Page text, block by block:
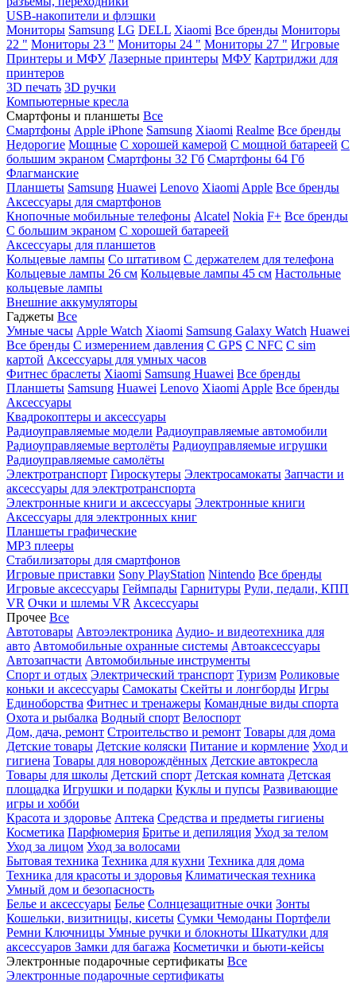
USB-накопители и флэшки
Мониторы Samsung LG DELL Xiaomi Все бренды Мониторы
22 " Мониторы 23 " Мониторы 24 " Мониторы 27 " Игровые
Принтеры и МФУ Лазерные принтеры МФУ Картриджи для
принтеров
3D печать 3D ручки
Компьютерные кресла
Смартфоны и планшеты Все
Смартфоны Apple iPhone Samsung Xiaomi Realme Все бренды
Недорогие Мощные С хорошей камерой С мощной батареей С
большим экраном Смартфоны 32 Гб Смартфоны 64 Гб
Флагманские
Планшеты Samsung Huawei Lenovo Xiaomi Apple Все бренды
Аксессуары для смартфонов
Кнопочные мобильные телефоны Alcatel Nokia F+ Все бренды
С большим экраном С хорошей батареей
Аксессуары для планшетов
Кольцевые лампы Со штативом C держателем для телефона
Кольцевые лампы 26 см Кольцевые лампы 45 см Настольные
кольцевые лампы
Внешние аккумуляторы
Гаджеты Все
Умные часы Apple Watch Xiaomi Samsung Galaxy Watch Huawei
Все бренды C измерением давления C GPS C NFC C sim
картой Аксессуары для умных часов
Фитнес браслеты Xiaomi Samsung Huawei Все бренды
Планшеты Samsung Huawei Lenovo Xiaomi Apple Все бренды
Аксессуары
Квадрокоптеры и аксессуары
Радиоуправляемые модели Радиоуправляемые автомобили
Радиоуправляемые вертолёты Радиоуправляемые игрушки
Радиоуправляемые самолёты
Электротранспорт Гироскутеры Электросамокаты Запчасти и
аксессуары для электротранспорта
Электронные книги и аксессуары Электронные книги
Аксессуары для электронных книг
Планшеты графические
MP3 плееры
Стабилизаторы для смартфонов
Игровые приставки Sony PlayStation Nintendo Все бренды
Игровые аксессуары Геймпады Гарнитуры Рули, педали, КПП
VR Очки и шлемы VR Аксессуары
Прочее Все
Автотовары Автоэлектроника Аудио- и видеотехника для
авто Автомобильные охранные системы Автоаксессуары
Автозапчасти Автомобильные инструменты
Спорт и отдых Электрический транспорт Туризм Роликовые
коньки и аксессуары Самокаты Скейты и лонгборды Игры
Единоборства Фитнес и тренажеры Командные виды спорта
Охота и рыбалка Водный спорт Велоспорт
Дом, дача, ремонт Строительство и ремонт Товары для дома
Детские товары Детские коляски Питание и кормление Уход и
гигиена Товары для новорождённых Детские автокресла
Товары для школы Детский спорт Детская комната Детская
площадка Игрушки и подарки Куклы и пупсы Развивающие
игры и хобби
Красота и здоровье Аптека Средства и предметы гигиены
Косметика Парфюмерия Бритье и депиляция Уход за телом
Уход за лицом Уход за волосами
Бытовая техника Техника для кухни Техника для дома
Техника для красоты и здоровья Климатическая техника
Умный дом и безопасность
Белье и аксессуары Белье Солнцезащитные очки Зонты
Кошельки, визитницы, кисеты Сумки Чемоданы Портфели
Ремни Ключницы Умные ручки и блокноты Шкатулки для
аксессуаров Замки для багажа Косметички и бьюти-кейсы
Электронные подарочные сертификаты Все
Электронные подарочные сертификаты